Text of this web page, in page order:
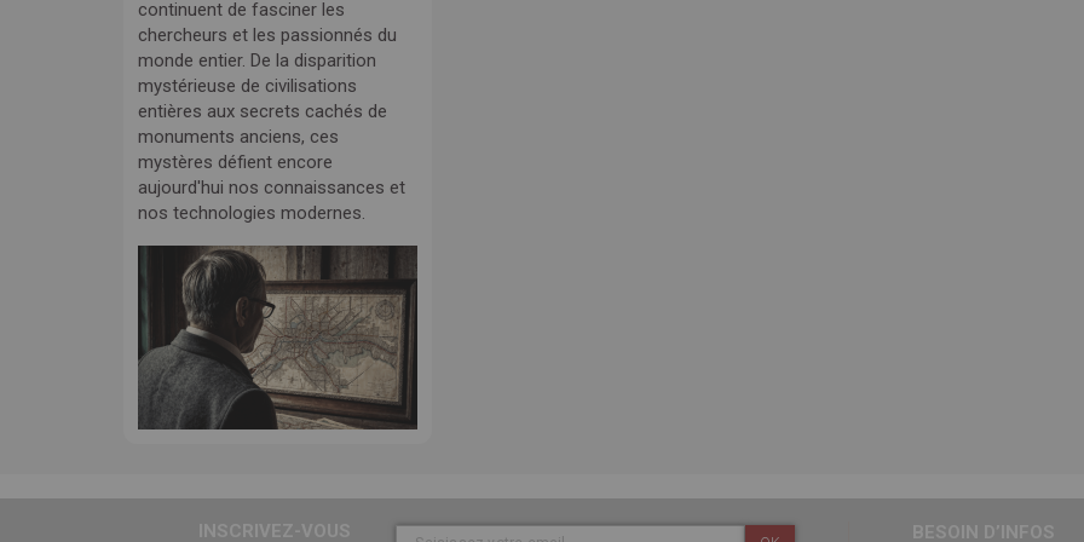
continuent de fasciner les
chercheurs et les passionnés du
monde entier. De la disparition
mystérieuse de civilisations
entières aux secrets cachés de
monuments anciens, ces
mystères défient encore
aujourd'hui nos connaissances et
nos technologies modernes.